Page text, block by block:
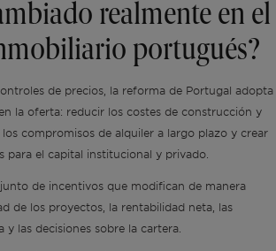
realmente en el
portugués?
de precios, la reforma de Portugal adopta
la oferta: reducir los costes de construcción y
compromisos de alquiler a largo plazo y crear
para el capital institucional y privado.
de incentivos que modifican de manera
de los proyectos, la rentabilidad neta, las
y las decisiones sobre la cartera.